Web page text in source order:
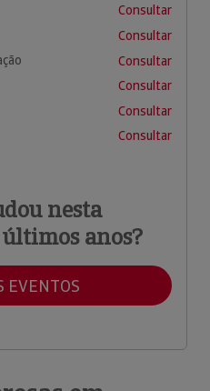
Consultar
Consultar
Consultar
Consultar
Consultar
Consultar
nesta
anos?
EVENTOS